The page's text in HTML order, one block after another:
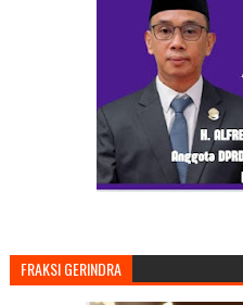
FRAKSI GERINDRA